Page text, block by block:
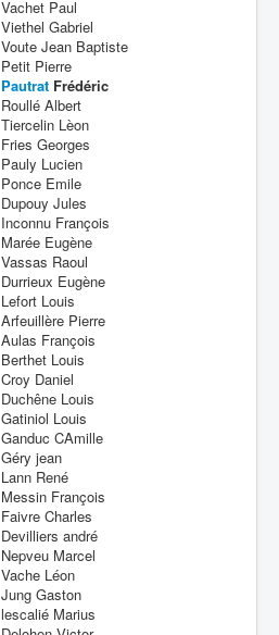
Vachet Paul
Viethel Gabriel
Voute Jean Baptiste
Petit Pierre
Pautrat Frédéric
Roullé Albert
Tiercelin Lèon
Fries Georges
Pauly Lucien
Ponce Emile
Dupouy Jules
Inconnu François
Marée Eugène
Vassas Raoul
Durrieux Eugène
Lefort Louis
Arfeuillère Pierre
Aulas François
Berthet Louis
Croy Daniel
Duchêne Louis
Gatiniol Louis
Ganduc CAmille
Géry jean
Lann René
Messin François
Faivre Charles
Devilliers andré
Nepveu Marcel
Vache Léon
Jung Gaston
lescalié Marius